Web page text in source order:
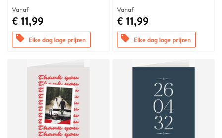
Vanaf
€ 11,99
offers Elke dag lage prijzen
Vanaf
€ 11,99
offers Elke dag lage prijzen